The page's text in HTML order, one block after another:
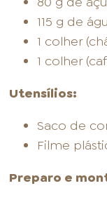
115 g de
1 colher
1 colher
Utensílios:
Saco de
Filme
Preparo e